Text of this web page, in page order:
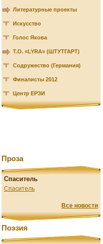
Литературные проекты
Искусство
Голос Якова
Т.О. «LYRA» (ШТУТГАРТ)
Содружество (Германия)
Финалисты 2012
Центр ЕРЗИ
Проза
Спаситель
Спаситель
Все новости
Поэзия